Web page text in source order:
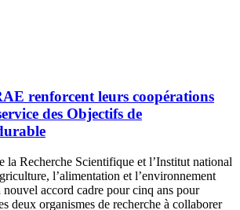
renforcent leurs coopérations
des Objectifs de
la Recherche Scientifique et l’Institut national
l’alimentation et l’environnement
accord cadre pour cinq ans pour
deux organismes de recherche à collaborer